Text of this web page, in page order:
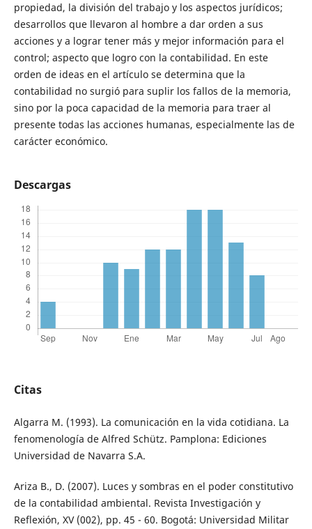
propiedad, la división del trabajo y los aspectos jurídicos;
desarrollos que llevaron al hombre a dar orden a sus
acciones y a lograr tener más y mejor información para el
control; aspecto que logro con la contabilidad. En este
orden de ideas en el artículo se determina que la
contabilidad no surgió para suplir los fallos de la memoria,
sino por la poca capacidad de la memoria para traer al
presente todas las acciones humanas, especialmente las de
carácter económico.
Descargas
Citas
Algarra M. (1993). La comunicación en la vida cotidiana. La
fenomenología de Alfred Schütz. Pamplona: Ediciones
Universidad de Navarra S.A.
Ariza B., D. (2007). Luces y sombras en el poder constitutivo
de la contabilidad ambiental. Revista Investigación y
Reflexión, XV (002), pp. 45 - 60. Bogotá: Universidad Militar